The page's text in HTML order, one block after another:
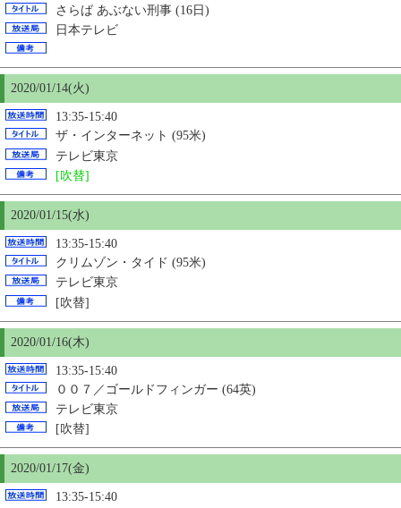
さらば あぶない刑事 (16日)
日本テレビ
2020/01/14(火)
13:35-15:40
ザ・インターネット (95米)
テレビ東京
[吹替]
2020/01/15(水)
13:35-15:40
クリムゾン・タイド (95米)
テレビ東京
[吹替]
2020/01/16(木)
13:35-15:40
００７／ゴールドフィンガー (64英)
テレビ東京
[吹替]
2020/01/17(金)
13:35-15:40